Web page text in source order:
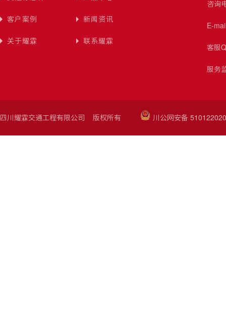
客户案例 新闻资讯
关于耀霖 联系耀霖
咨询
E-
客服
服务
四川耀霖交通工程有限公司 版权所有 川公网安备